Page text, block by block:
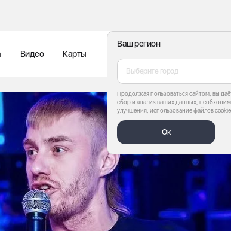
Ваш регион
Выберите город
Продолжая пользоваться сайтом, вы
сбор и анализ ваших данных,
улучшения, использование файлов cookie.
Ок
Видео Карты